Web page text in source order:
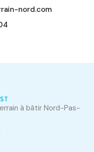
nord.com
à bâtir Nord-Pas-